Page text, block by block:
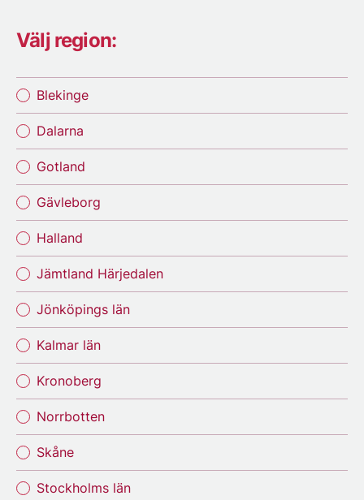
Välj region:
Blekinge
Dalarna
Gotland
Gävleborg
Halland
Jämtland Härjedalen
Jönköpings län
Kalmar län
Kronoberg
Norrbotten
Skåne
Stockholms län